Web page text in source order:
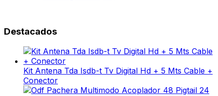
Destacados
Kit Antena Tda Isdb-t Tv Digital Hd + 5 Mts Cable +
Conector